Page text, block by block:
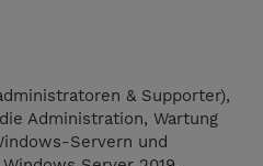
& Supporter),
Administration, Wartung
Servern und